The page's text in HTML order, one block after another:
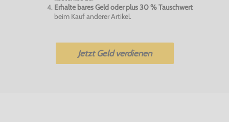
Erhalte bares Geld oder plus 30 % Tauschwert
beim Kauf anderer Artikel.
Jetzt Geld verdienen